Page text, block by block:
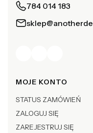
784 014 183
Linki w stopce
MOJE KONTO
STATUS ZAMÓWIEŃ
ZALOGUJ SIĘ
ZAREJESTRUJ SIĘ